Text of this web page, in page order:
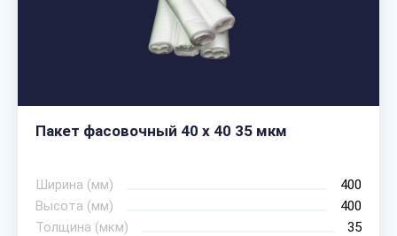
Пакет фасовочный 40 х 40 35 мкм
Ширина (мм)
400
Высота (мм)
400
Толщина (мкм)
35